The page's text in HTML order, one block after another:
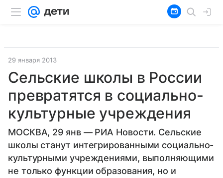
29 января 2013
Сельские школы в России
превратятся в социально-
культурные учреждения
МОСКВА, 29 янв — РИА Новости. Сельские
школы станут интегрированными социально-
культурными учреждениями, выполняющими
не только функции образования, но и